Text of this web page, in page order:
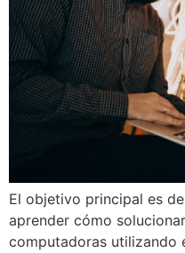
El objetivo principal es
aprender cómo
computadoras utilizando